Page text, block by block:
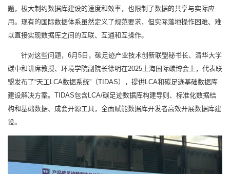
题，极大制约数据库建设的速度和效率，也限制了数据的共享与实际应
用。现有的国际数据体系虽然定义了规范要求，但实际落地操作困难、难
以直接实现数据库之间的互联、互通和互操作。
针对这些问题，6月5日，碳足迹产业技术创新联盟秘书长、清华大学
碳中和讲席教授、环境学院副院长徐明在2025上海国际碳博会上，代表联
盟发布了“天工LCA数据系统”（TIDAS），提供LCA和碳足迹基础数据库
建设解决方案。TIDAS包含LCA/碳足迹数据库构建导则、标准化数据结
构和基础数据、成套开源工具，全面赋能数据库开发者高效开展数据库建
设。